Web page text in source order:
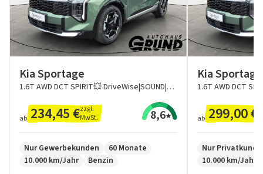
Kia Sportage
1.6T AWD DCT SPIRIT💥 DriveWise|SOUND|LEDER| GEWERBLICH
ab 234,45 €zzgl.
MwSt.
8,6
Nur Gewerbekunden
60 Monate
10.000 km/Jahr
Benzin
Kia Sportage
ab 299,00 €
Nur
10.000 km/Jahr